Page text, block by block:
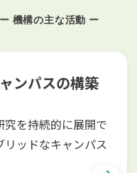
ー 機構の主な活動 ー
ンパスの構築
を持続的に展開で
ッドなキャンパス